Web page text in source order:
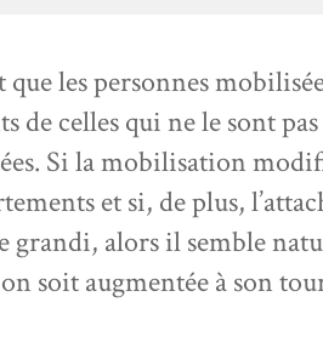
les personnes
de celles qui ne le sont
Si la mobilisation
et si, de plus,
grandi, alors il semble
soit augmentée à son